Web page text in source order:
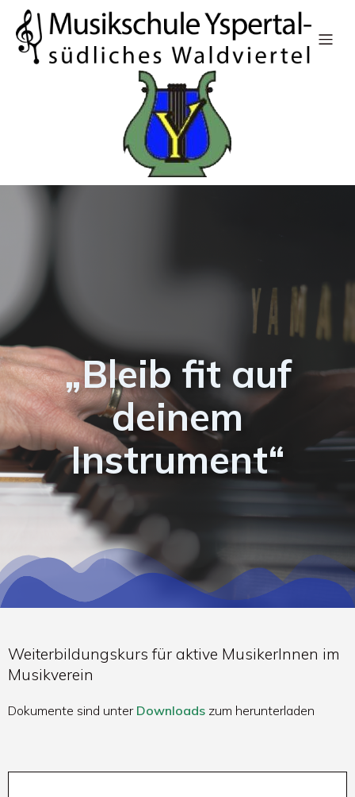
„Bleib fit auf
deinem
Instrument“
Weiterbildungskurs für aktive MusikerInnen im
Musikverein
Dokumente sind unter Downloads zum herunterladen